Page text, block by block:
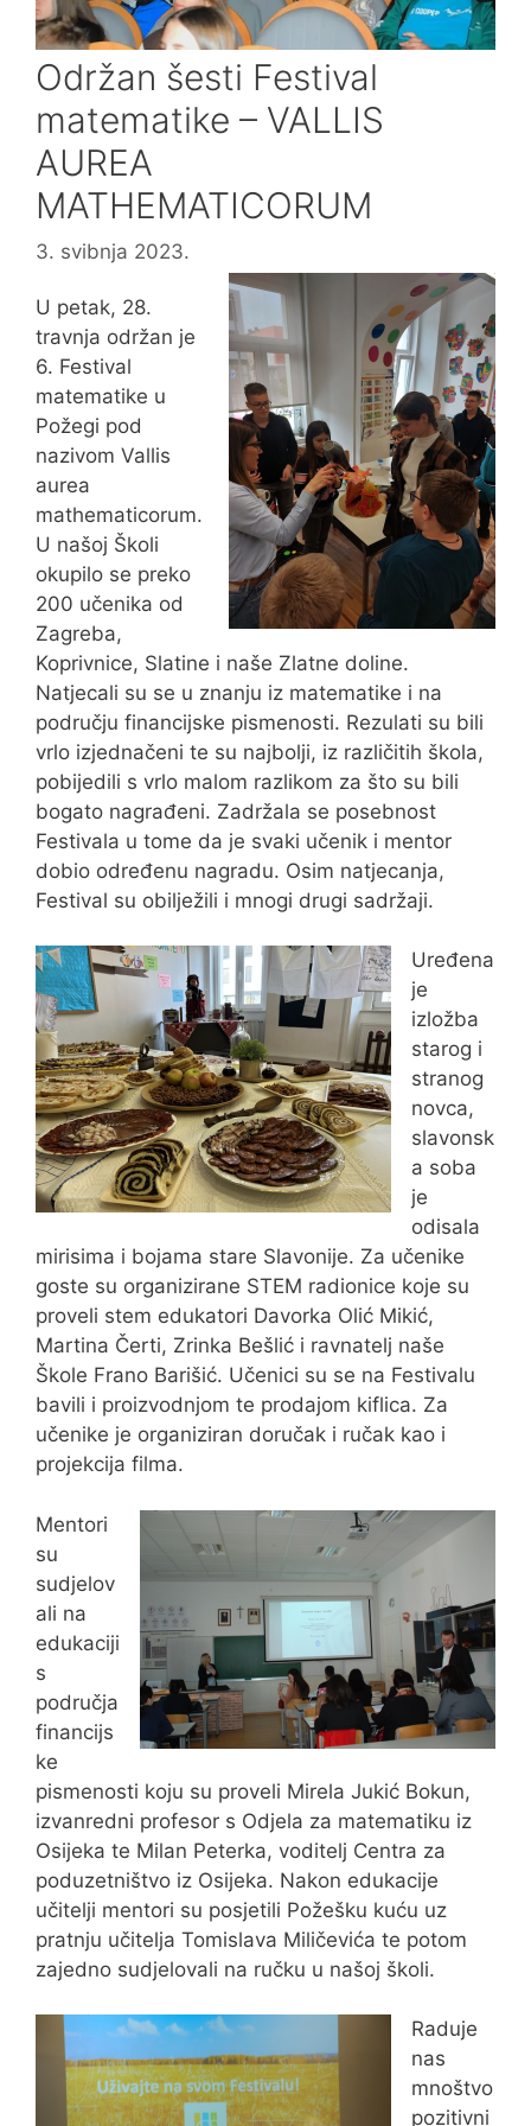
Održan šesti Festival
matematike – VALLIS
AUREA
MATHEMATICORUM
3. svibnja 2023.
U petak, 28.
travnja održan je
6. Festival
matematike u
Požegi pod
nazivom Vallis
aurea
mathematicorum.
U našoj Školi
okupilo se preko
200 učenika od
Zagreba,
Koprivnice, Slatine i naše Zlatne doline.
Natjecali su se u znanju iz matematike i na
području financijske pismenosti. Rezulati su bili
vrlo izjednačeni te su najbolji, iz različitih škola,
pobijedili s vrlo malom razlikom za što su bili
bogato nagrađeni. Zadržala se posebnost
Festivala u tome da je svaki učenik i mentor
dobio određenu nagradu. Osim natjecanja,
Festival su obilježili i mnogi drugi sadržaji.
Uređena
je
izložba
starog i
stranog
novca,
slavonsk
a soba
je
odisala
mirisima i bojama stare Slavonije. Za učenike
goste su organizirane STEM radionice koje su
proveli stem edukatori Davorka Olić Mikić,
Martina Čerti, Zrinka Bešlić i ravnatelj naše
Škole Frano Barišić. Učenici su se na Festivalu
bavili i proizvodnjom te prodajom kiflica. Za
učenike je organiziran doručak i ručak kao i
projekcija filma.
Mentori
su
sudjelov
ali na
edukaciji
s
područja
financijs
ke
pismenosti koju su proveli Mirela Jukić Bokun,
izvanredni profesor s Odjela za matematiku iz
Osijeka te Milan Peterka, voditelj Centra za
poduzetništvo iz Osijeka. Nakon edukacije
učitelji mentori su posjetili Požešku kuću uz
pratnju učitelja Tomislava Miličevića te potom
zajedno sudjelovali na ručku u našoj školi.
Raduje
nas
mnoštvo
pozitivni